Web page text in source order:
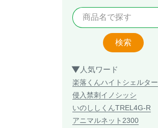
検索
人気ワード
楽落くんハイトシェルター
侵入禁刺 イノシッシ
いのししくんTREL4G-R
アニマルネット2300